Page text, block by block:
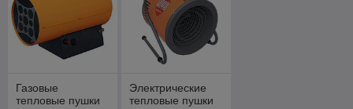
Газовые
тепловые пушки
Электрические
тепловые пушки